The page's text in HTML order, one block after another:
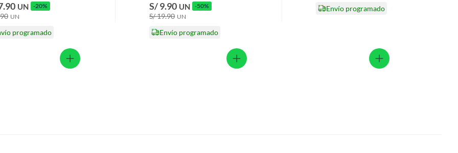
alimenticios, vitaminas.
con señales de uso, sin empaques, etiquetas o sellos.
UN -20%
UN
programado
S/ 9.90 UN -50%
S/ 19.90 UN
Envío programado
Envío programado